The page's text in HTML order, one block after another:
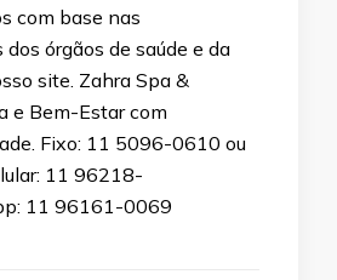
com base nas
órgãos de saúde e da
site. Zahra Spa &
e Bem-Estar com
Fixo: 11 5096-0610 ou
11 96218-
11 96161-0069